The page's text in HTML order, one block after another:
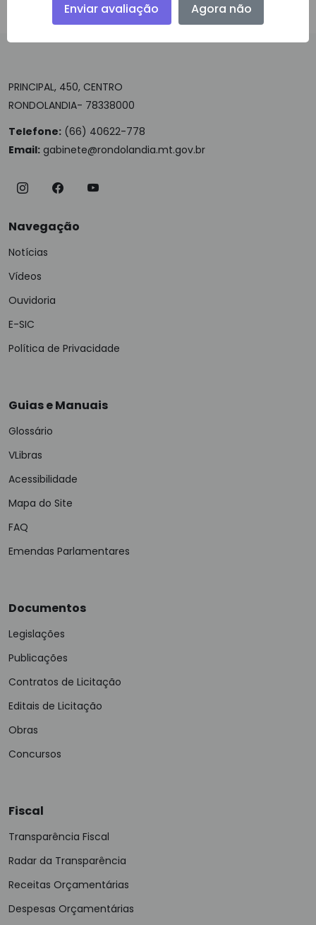
PRINCIPAL, 450, CENTRO
RONDOLANDIA- 78338000
Telefone: (66) 40622-778
Email: gabinete@rondolandia.mt.gov.br
Navegação
Notícias
Vídeos
Ouvidoria
E-SIC
Política de Privacidade
Guias e Manuais
Glossário
VLibras
Acessibilidade
Mapa do Site
FAQ
Emendas Parlamentares
Documentos
Legislações
Publicações
Contratos de Licitação
Editais de Licitação
Obras
Concursos
Fiscal
Transparência Fiscal
Radar da Transparência
Receitas Orçamentárias
Despesas Orçamentárias
Enviar avaliação Agora não